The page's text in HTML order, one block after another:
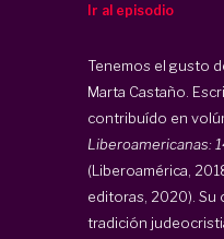
Ir al episodio
Tenemos el gusto
Marta Castaño.
contribuído en
Liberoamericanas:
(Liberoamérica,
editoras, 2020). Su
tradición